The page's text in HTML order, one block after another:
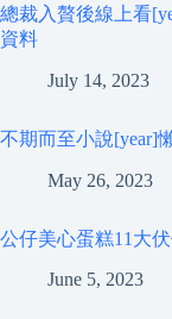
總裁入贅後線上看
資料
July 14, 2023
不期而至小說[year]
May 26, 2023
公仔美心蛋糕11大
June 5, 2023